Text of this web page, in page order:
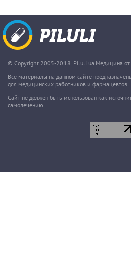
© Copyright 2005-2018. Piluli.ua Медицина от
Все материалы на данном сайте
для медицинских работников и фармацевтов.
Сайт не должен быть использован как
самолечению.